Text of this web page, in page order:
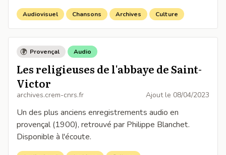
Audiovisuel Chansons Archives Culture
Provençal Audio
Les religieuses de l'abbaye de Saint-
Victor
archives.crem-cnrs.fr Ajout le 08/04/2023
Un des plus anciens enregistrements audio en
provençal (1900), retrouvé par Philippe Blanchet.
Disponible à l'écoute.